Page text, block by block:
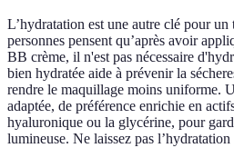
L’hydratation est une autre clé pour
personnes pensent qu’après avoir
BB crème, il n'est pas nécessaire
bien hydratée aide à prévenir la
rendre le maquillage moins uniforme.
adaptée, de préférence enrichie en
hyaluronique ou la glycérine, pour
lumineuse. Ne laissez pas l’hydratation